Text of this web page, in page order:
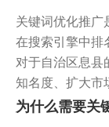
关键词优化推广
在搜索引擎中排
对于自治区息县
知名度、扩大市
为什么需要关